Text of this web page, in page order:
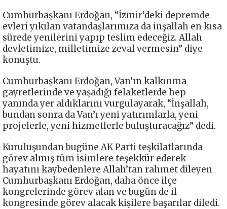
Cumhurbaşkanı Erdoğan, “İzmir’deki depremde
evleri yıkılan vatandaşlarımıza da inşallah en kısa
sürede yenilerini yapıp teslim edeceğiz. Allah
devletimize, milletimize zeval vermesin” diye
konuştu.
Cumhurbaşkanı Erdoğan, Van’ın kalkınma
gayretlerinde ve yaşadığı felaketlerde hep
yanında yer aldıklarını vurgulayarak, “İnşallah,
bundan sonra da Van’ı yeni yatırımlarla, yeni
projelerle, yeni hizmetlerle buluşturacağız” dedi.
Kuruluşundan bugüne AK Parti teşkilatlarında
görev almış tüm isimlere teşekkür ederek
hayatını kaybedenlere Allah’tan rahmet dileyen
Cumhurbaşkanı Erdoğan, daha önce ilçe
kongrelerinde görev alan ve bugün de il
kongresinde görev alacak kişilere başarılar diledi.